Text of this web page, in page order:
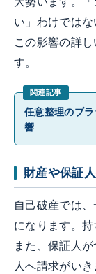
い」わけではな
この影響の詳
す。
任意整理のブ
響
財産や保証
自己破産では
になります。持
また、保証人
人へ請求がい